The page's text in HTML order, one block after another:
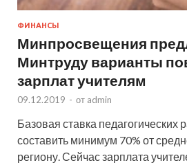
ФИНАНСЫ
Минпросвещения
Минтруду варианты
зарплат учителям
09.12.2019 - от admin
Базовая ставка педагогических
составить минимум 70% от
региону. Сейчас зарплата